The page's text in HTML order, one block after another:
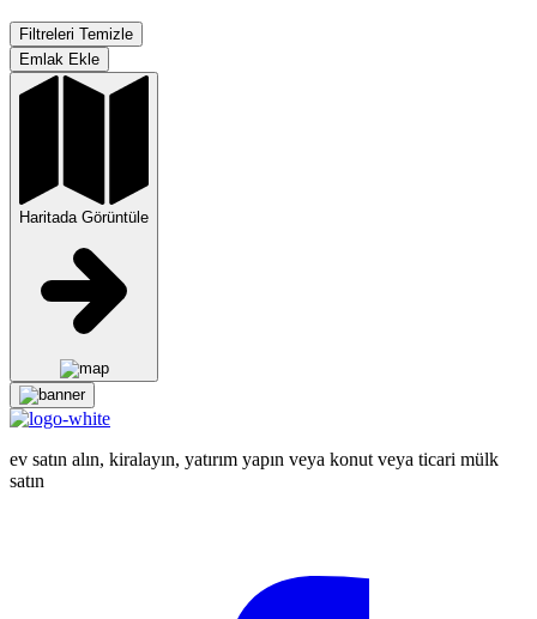
Filtreleri Temizle
Emlak Ekle
Haritada Görüntüle
ev satın alın, kiralayın, yatırım yapın veya konut veya ticari mülk
satın